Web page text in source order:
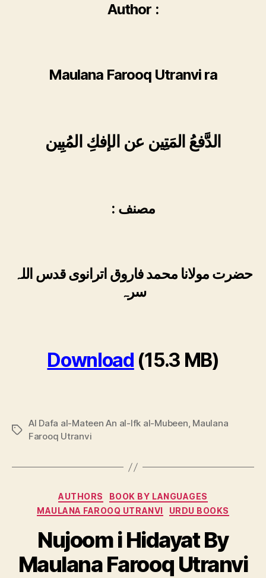
Author :
Maulana Farooq Utranvi ra
الدَّفعُ المَتِین عن الإفكِ المُبِین
: مصنف
حضرت مولانا محمد فاروق اترانوی قدس اللہ
سرہ
Download (15.3 MB)
Tags
Al Dafa al-Mateen An al-Ifk al-Mubeen, Maulana
Farooq Utranvi
Categories
AUTHORS
BOOK BY LANGUAGES
MAULANA FAROOQ UTRANVI
URDU BOOKS
Nujoom i Hidayat By
Maulana Farooq Utranvi